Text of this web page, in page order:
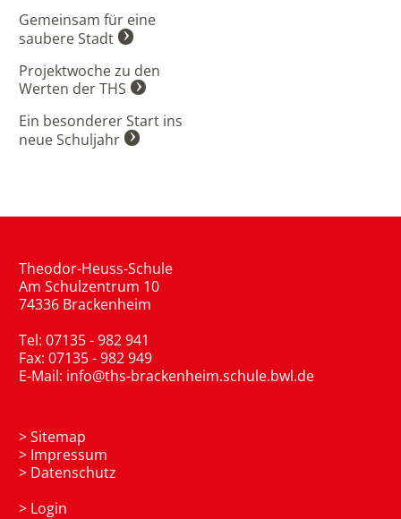
Gemeinsam für eine
saubere Stadt
Projektwoche zu den
Werten der THS
Ein besonderer Start ins
neue Schuljahr
Theodor-Heuss-Schule
Am Schulzentrum 10
74336 Brackenheim
Tel: 07135 - 982 941
Fax: 07135 - 982 949
E-Mail: info@ths-brackenheim.schule.bwl.de
>Sitemap
> Impressum
> Datenschutz
> Login